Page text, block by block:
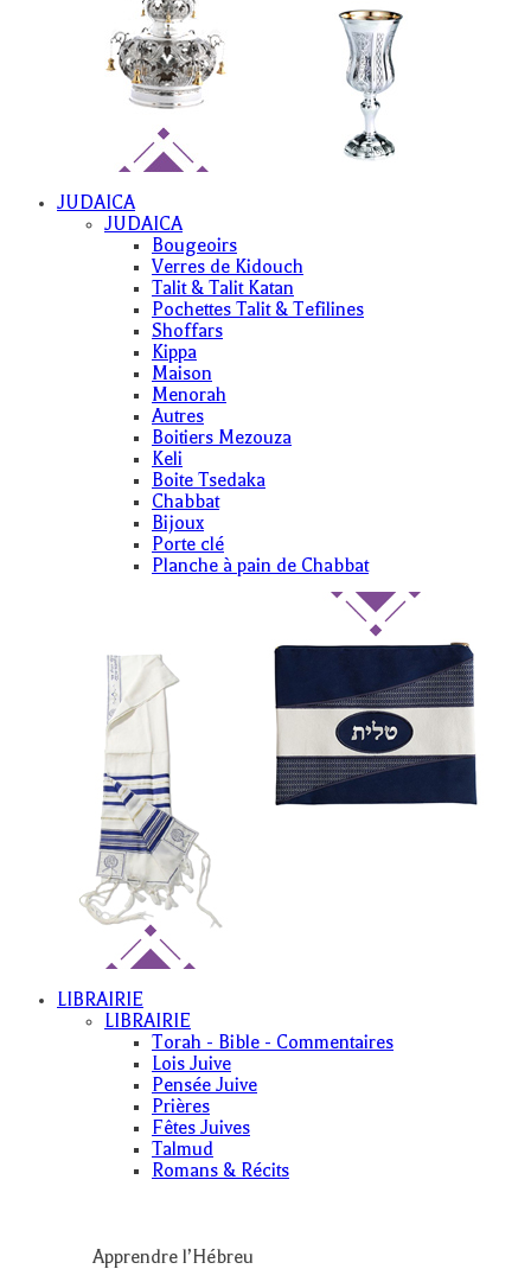
JUDAICA
JUDAICA
Bougeoirs
Verres de Kidouch
Talit & Talit Katan
Pochettes Talit & Tefilines
Shoffars
Kippa
Maison
Menorah
Autres
Boitiers Mezouza
Keli
Boite Tsedaka
Chabbat
Bijoux
Porte clé
Planche à pain de Chabbat
LIBRAIRIE
LIBRAIRIE
Torah - Bible - Commentaires
Lois Juive
Pensée Juive
Prières
Fêtes Juives
Talmud
Romans & Récits
Apprendre l’Hébreu